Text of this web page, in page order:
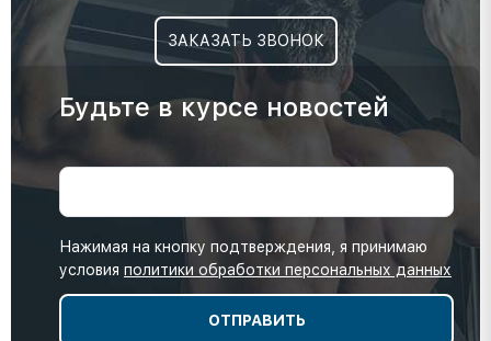
ЗАКАЗАТЬ ЗВОНОК
Будьте в курсе новостей
Нажимая на кнопку подтверждения, я принимаю
условия политики обработки персональных данных